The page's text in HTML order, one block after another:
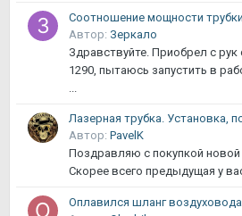
Автор: Зеркало
Здравствуйте. Приобрел с рук
1290, пытаюсь запустить в
Автор: PavelK
Поздравляю с покупкой новой
Скорее всего предыдущая у
Оплавился шланг воздуховода